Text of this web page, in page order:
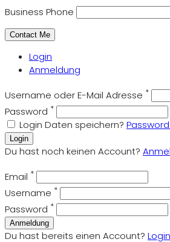
Business Phone
Login
Anmeldung
Username oder E-Mail Adresse *
Password *
Login Daten speichern?
Login
Du hast noch keinen Account?
Email *
Username *
Password *
Anmeldung
Du hast bereits einen Account? Login